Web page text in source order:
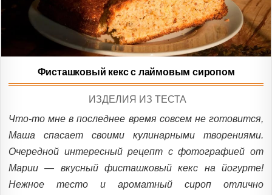
Фисташковый кекс с лаймовым сиропом
POSTED
ИЗДЕЛИЯ ИЗ ТЕСТА
Что-то мне в последнее время совсем не готовится,
Маша спасает своими кулинарными творениями.
Очередной интересный рецепт с фотографией от
Марии — вкусный фисташковый кекс на йогурте!
Нежное тесто и ароматный сироп отлично